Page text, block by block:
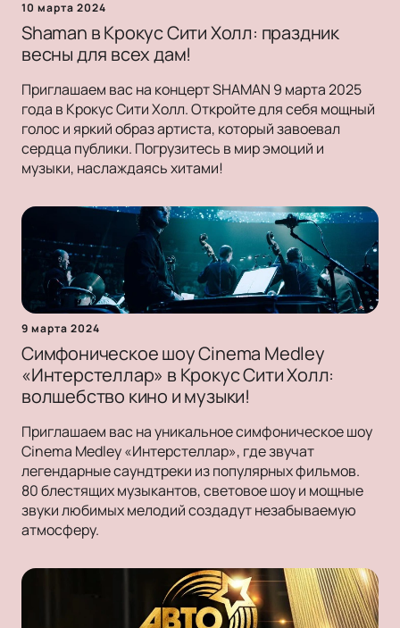
10 марта 2024
Shaman в Крокус Сити Холл: праздник
весны для всех дам!
Приглашаем вас на концерт SHAMAN 9 марта 2025
года в Крокус Сити Холл. Откройте для себя мощный
голос и яркий образ артиста, который завоевал
сердца публики. Погрузитесь в мир эмоций и
музыки, наслаждаясь хитами!
9 марта 2024
Симфоническое шоу Cinema Medley
«Интерстеллар» в Крокус Сити Холл:
волшебство кино и музыки!
Приглашаем вас на уникальное симфоническое шоу
Cinema Medley «Интерстеллар», где звучат
легендарные саундтреки из популярных фильмов.
80 блестящих музыкантов, световое шоу и мощные
звуки любимых мелодий создадут незабываемую
атмосферу.